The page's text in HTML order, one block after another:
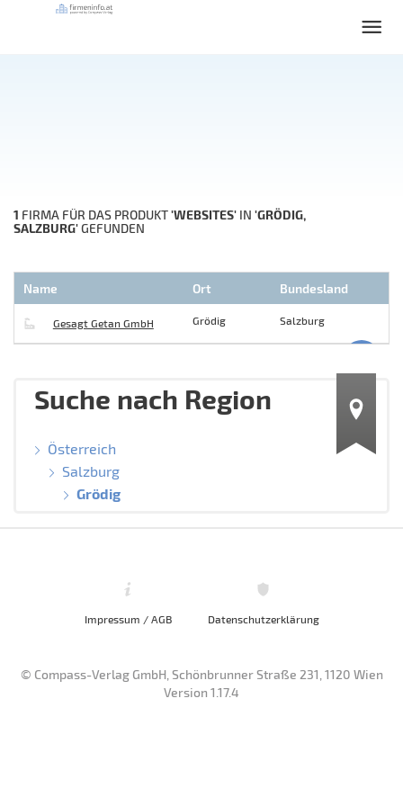
1 FIRMA FÜR DAS PRODUKT'WEBSITES' IN 'GRÖDIG,
SALZBURG'GEFUNDEN
Name Ort Bundesland
Gesagt Getan GmbH Grödig Salzburg
Suche nach Region
Österreich
Salzburg
Grödig
Impressum / AGB Datenschutzerklärung
© Compass-Verlag GmbH, Schönbrunner Straße 231, 1120 Wien
Version 1.17.4